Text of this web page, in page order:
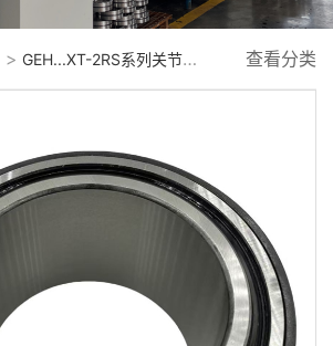
> GEH...XT-2RS系列关节轴承 查看分类